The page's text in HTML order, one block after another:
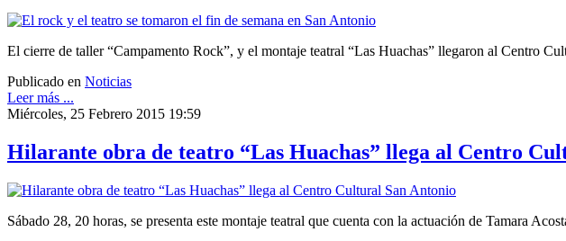
El cierre de taller “Campamento Rock”, y el montaje teatral “Las Huachas” llegaron al Centro
Publicado en Noticias
Leer más ...
Miércoles, 25 Febrero 2015 19:59
Hilarante obra de teatro “Las Huachas” llega al Centro
Sábado 28, 20 horas, se presenta este montaje teatral que cuenta con la actuación de Tamara